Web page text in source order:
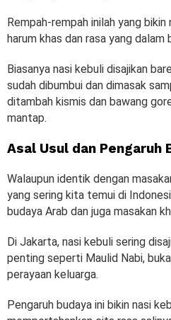
Rempah-rempah inilah yang
harum khas dan rasa yang dalam
Biasanya nasi kebuli disajikan
sudah dibumbui dan dimasak
ditambah kismis dan bawang
mantap.
Asal Usul dan Pengaruh
Walaupun identik dengan
yang sering kita temui di
budaya Arab dan juga masakan
Di Jakarta, nasi kebuli sering
penting seperti Maulid Nabi,
perayaan keluarga.
Pengaruh budaya ini bikin nasi